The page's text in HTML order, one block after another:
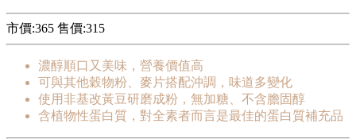
市價:365 售價:315
濃醇順口又美味，營養價值高
可與其他穀物粉、麥片搭配沖調，味道多變化
使用非基改黃豆研磨成粉，無加糖、不含膽固醇
含植物性蛋白質，對全素者而言是最佳的蛋白質補充品